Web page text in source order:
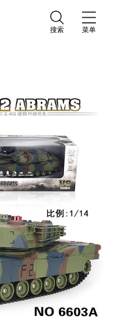
搜索 菜单